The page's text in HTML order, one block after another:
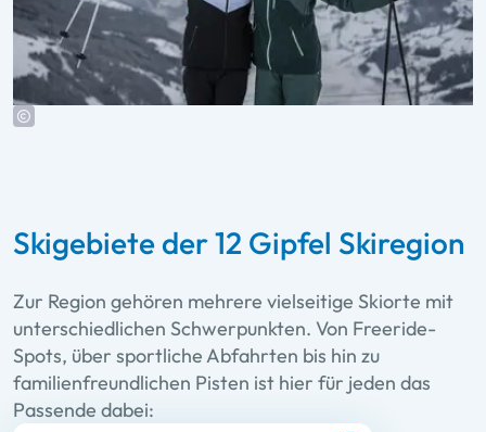
Skigebiete der 12 Gipfel Skiregion
Zur Region gehören mehrere vielseitige Skiorte mit
unterschiedlichen Schwerpunkten. Von Freeride-
Spots, über sportliche Abfahrten bis hin zu
familienfreundlichen Pisten ist hier für jeden das
Passende dabei: